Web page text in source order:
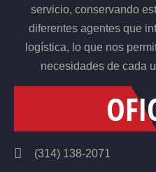
servicio, conservando
diferentes agentes que
logística, lo que nos
necesidades de cada
(314) 138-2071